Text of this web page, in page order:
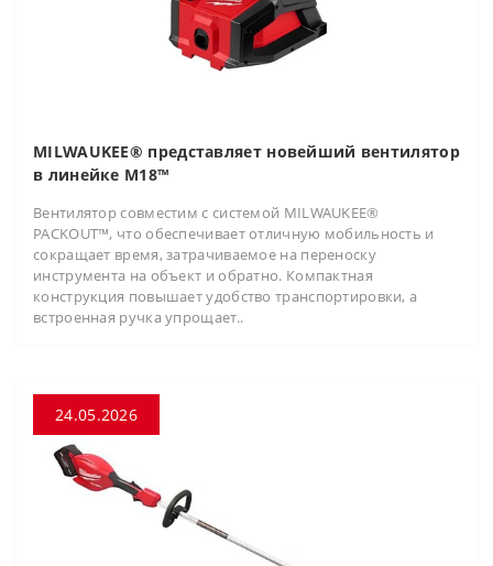
MILWAUKEE® представляет новейший вентилятор
в линейке M18™
Вентилятор совместим с системой MILWAUKEE®
PACKOUT™, что обеспечивает отличную мобильность и
сокращает время, затрачиваемое на переноску
инструмента на объект и обратно. Компактная
конструкция повышает удобство транспортировки, а
встроенная ручка упрощает..
24.05.2026